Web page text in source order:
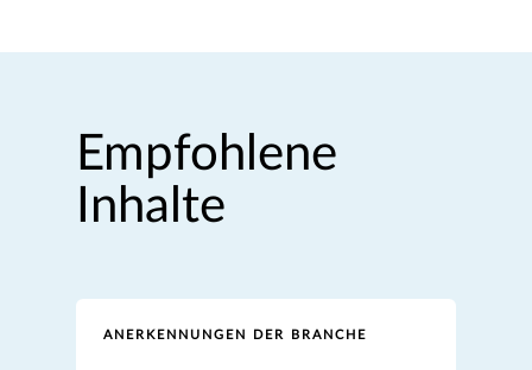
Empfohlene
Inhalte
ANERKENNUNGEN DER BRANCHE